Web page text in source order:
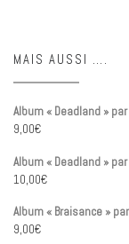
MAIS AUSSI ….
Album « Deadland »
9,00€
Album « Deadland »
10,00€
Album « Braisance »
9,00€